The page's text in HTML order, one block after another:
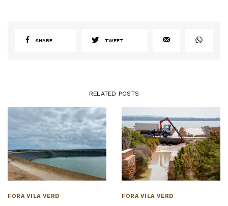
SHARE TWEET
RELATED POSTS
FORA VILA VERD FORA VILA VERD